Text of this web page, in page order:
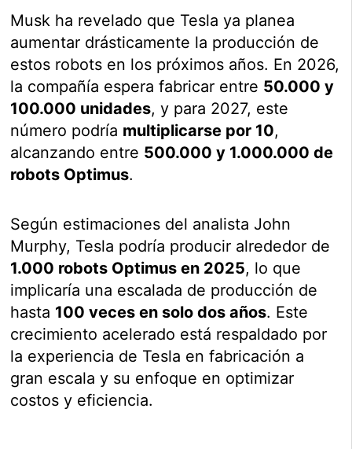
Musk ha revelado que Tesla ya planea
aumentar drásticamente la producción de
estos robots en los próximos años. En 2026,
la compañía espera fabricar entre 50.000 y
100.000 unidades, y para 2027, este
número podría multiplicarse por 10,
alcanzando entre 500.000 y 1.000.000 de
robots Optimus.
Según estimaciones del analista John
Murphy, Tesla podría producir alrededor de
1.000 robots Optimus en 2025, lo que
implicaría una escalada de producción de
hasta 100 veces en solo dos años. Este
crecimiento acelerado está respaldado por
la experiencia de Tesla en fabricación a
gran escala y su enfoque en optimizar
costos y eficiencia.